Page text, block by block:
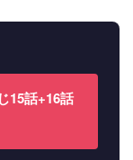
15話+16話